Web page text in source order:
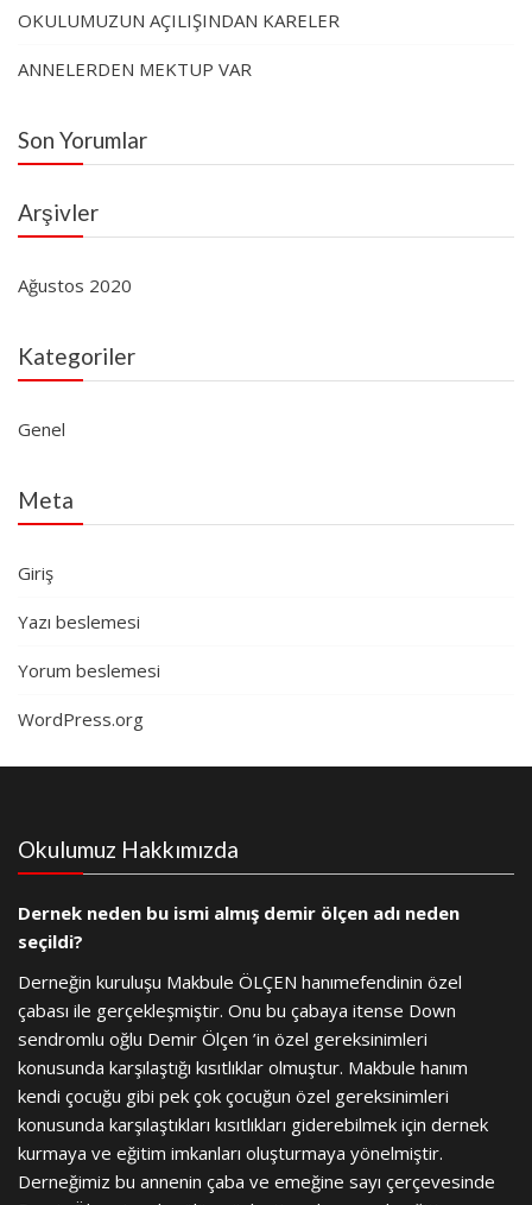
OKULUMUZUN AÇILIŞINDAN KARELER
ANNELERDEN MEKTUP VAR
Son Yorumlar
Arşivler
Ağustos 2020
Kategoriler
Genel
Meta
Giriş
Yazı beslemesi
Yorum beslemesi
WordPress.org
Okulumuz Hakkımızda
Dernek neden bu ismi almış demir ölçen adı neden
seçildi?
Derneğin kuruluşu Makbule ÖLÇEN hanımefendinin özel
çabası ile gerçekleşmiştir. Onu bu çabaya itense Down
sendromlu oğlu Demir Ölçen ’in özel gereksinimleri
konusunda karşılaştığı kısıtlıklar olmuştur. Makbule hanım
kendi çocuğu gibi pek çok çocuğun özel gereksinimleri
konusunda karşılaştıkları kısıtlıkları giderebilmek için dernek
kurmaya ve eğitim imkanları oluşturmaya yönelmiştir.
Derneğimiz bu annenin çaba ve emeğine sayı çerçevesinde